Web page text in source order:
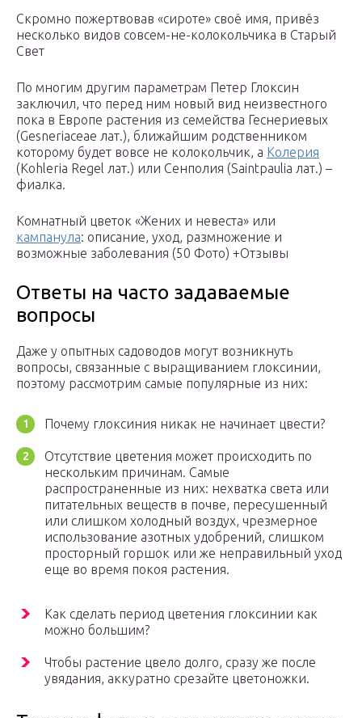
Скромно пожертвовав «сироте» своё имя, привёз
несколько видов совсем-не-колокольчика в Старый
Свет
По многим другим параметрам Петер Глоксин
заключил, что перед ним новый вид неизвестного
пока в Европе растения из семейства Геснериевых
(Gesneriaceae лат.), ближайшим родственником
которому будет вовсе не колокольчик, а Колерия
(Kohleria Regel лат.) или Сенполия (Saintpaulia лат.) –
фиалка.
Комнатный цветок «Жених и невеста» или
кампанула: описание, уход, размножение и
возможные заболевания (50 Фото) +Отзывы
Ответы на часто задаваемые
вопросы
Даже у опытных садоводов могут возникнуть
вопросы, связанные с выращиванием глоксинии,
поэтому рассмотрим самые популярные из них:
Почему глоксиния никак не начинает цвести?
Отсутствие цветения может происходить по
нескольким причинам. Самые
распространенные из них: нехватка света или
питательных веществ в почве, пересушенный
или слишком холодный воздух, чрезмерное
использование азотных удобрений, слишком
просторный горшок или же неправильный уход
еще во время покоя растения.
Как сделать период цветения глоксинии как
можно большим?
Чтобы растение цвело долго, сразу же после
увядания, аккуратно срезайте цветоножки.